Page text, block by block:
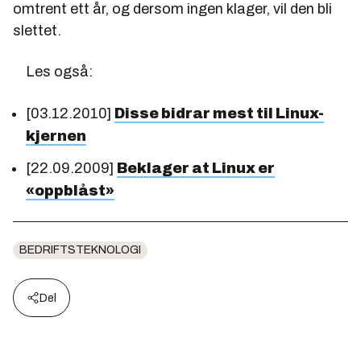
omtrent ett år, og dersom ingen klager, vil den bli
slettet.
Les også:
[03.12.2010] Disse bidrar mest til Linux-
kjernen
[22.09.2009] Beklager at Linux er
«oppblåst»
BEDRIFTSTEKNOLOGI
Del